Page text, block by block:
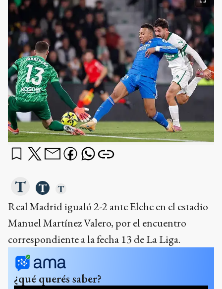
Real Madrid igualó 2-2 ante Elche en el estadio
Manuel Martínez Valero, por el encuentro
correspondiente a la fecha 13 de La Liga.
¿qué querés saber?